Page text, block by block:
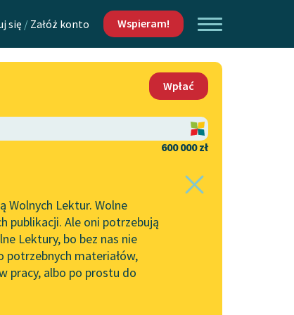
się / Załóż konto Wspieram!
Kontakt
O projekcie
Zasady wykorzystania
Wolnych Lektur
Logotypy
Materiały promocyjne
Wpłać
600 000 zł
Wolnych Lektur. Wolne
publikacji. Ale oni potrzebują
Lektury, bo bez nas nie
potrzebnych materiałów,
pracy, albo po prostu do